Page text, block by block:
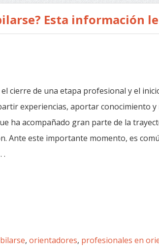
Esta información
cierre de una etapa profesional y el
experiencias, aportar conocimiento y
ha acompañado gran parte de la
Ante este importante momento, es
.
, orientadores, profesionales en